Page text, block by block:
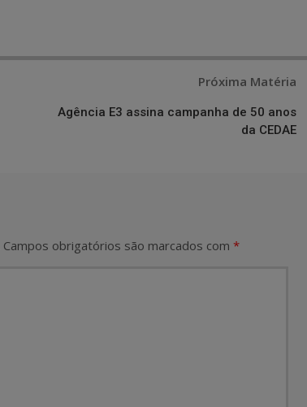
Próxima Matéria
Agência E3 assina campanha de 50 anos
da CEDAE
Campos obrigatórios são marcados com *